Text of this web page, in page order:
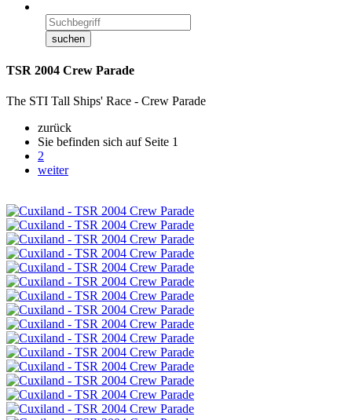
TSR 2004 Crew Parade
The STI Tall Ships' Race - Crew Parade
zurück
Sie befinden sich auf Seite 1
2
weiter